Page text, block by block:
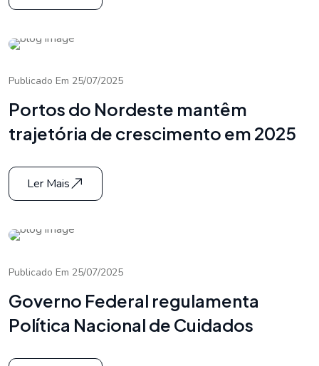
Publicado Em 25/07/2025
Portos do Nordeste mantêm
trajetória de crescimento em 2025
Ler Mais
Publicado Em 25/07/2025
Governo Federal regulamenta
Política Nacional de Cuidados